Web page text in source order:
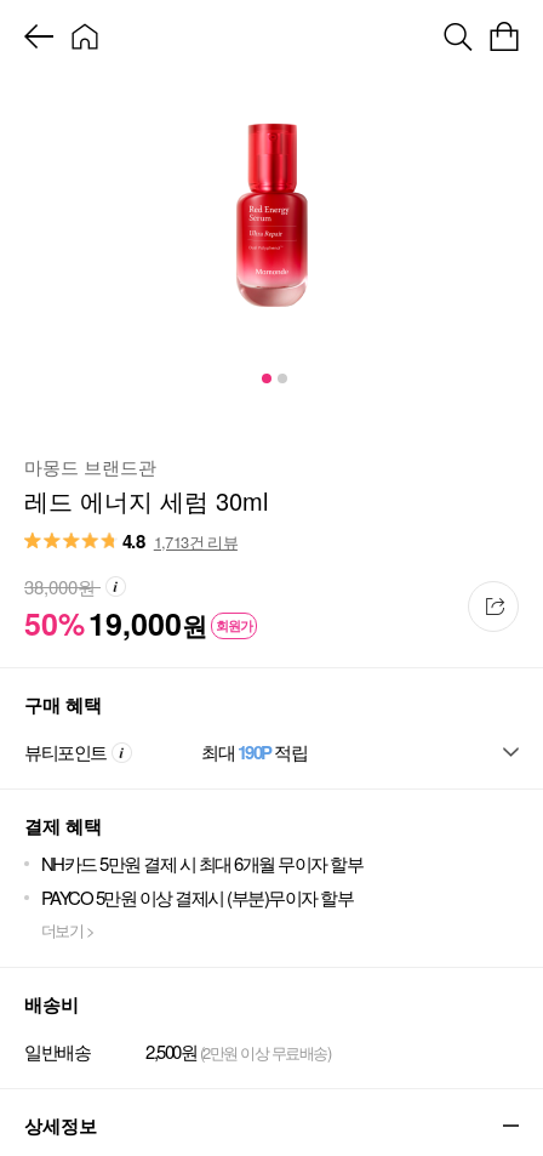
마몽드 브랜드관
레드 에너지 세럼 30ml
4.8 1,713건 리뷰
50%19,000원 회원가
38,000원
구매 혜택
뷰티포인트 최대190P적립
결제 혜택
NH카드 5만원 결제 시 최대 6개월 무이자 할부
PAYCO 5만원 이상 결제시 (부분)무이자 할부
더보기 >
배송비
일반배송 2,500원 (2만원 이상 무료배송)
상세정보